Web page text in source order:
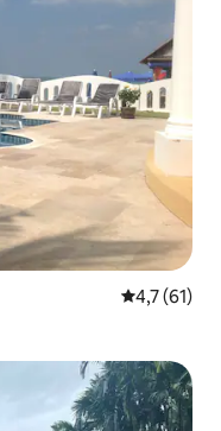
Средна
4,7 (61)